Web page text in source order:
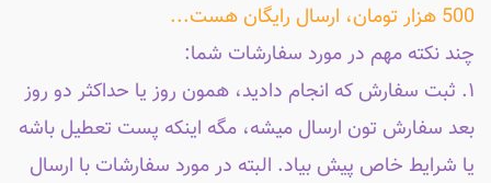
500 هزار تومان، ارسال رایگان هست...
چند نکته مهم در مورد سفارشات شما:
۱. ثبت سفارش که انجام دادید، همون روز یا حداکثر دو روز
بعد سفارش تون ارسال میشه، مگه اینکه پست تعطیل باشه
یا شرایط خاص پیش بیاد. البته در مورد سفارشات با ارسال